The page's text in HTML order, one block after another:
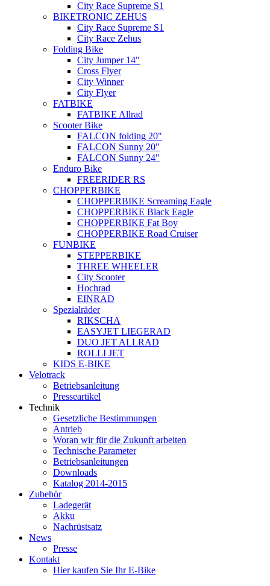
City Race Supreme S1
BIKETRONIC ZEHUS
City Race Supreme S1
City Race Zehus
Folding Bike
City Jumper 14"
Cross Flyer
City Winner
City Flyer
FATBIKE
FATBIKE Allrad
Scooter Bike
FALCON folding 20"
FALCON Sunny 20"
FALCON Sunny 24"
Enduro Bike
FREERIDER RS
CHOPPERBIKE
CHOPPERBIKE Screaming Eagle
CHOPPERBIKE Black Eagle
CHOPPERBIKE Fat Boy
CHOPPERBIKE Road Cruiser
FUNBIKE
STEPPERBIKE
THREE WHEELER
City Scooter
Hochrad
EINRAD
Spezialräder
RIKSCHA
EASYJET LIEGERAD
DUO JET ALLRAD
ROLLI JET
KIDS E-BIKE
Velotrack
Betriebsanleitung
Presseartikel
Technik
Gesetzliche Bestimmungen
Antrieb
Woran wir für die Zukunft arbeiten
Technische Parameter
Betriebsanleitungen
Downloads
Katalog 2014-2015
Zubehör
Ladegerät
Akku
Nachrüstsatz
News
Presse
Kontakt
Hier kaufen Sie Ihr E-Bike